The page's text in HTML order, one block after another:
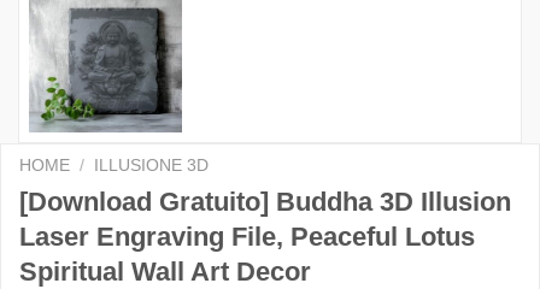
HOME / ILLUSIONE 3D
[Download Gratuito] Buddha 3D Illusion
Laser Engraving File, Peaceful Lotus
Spiritual Wall Art Decor